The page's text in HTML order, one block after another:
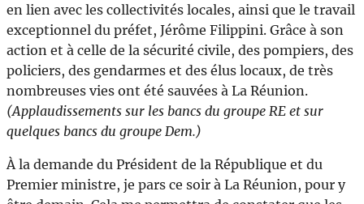
en lien avec les collectivités locales, ainsi que le travail
exceptionnel du préfet, Jérôme Filippini. Grâce à son
action et à celle de la sécurité civile, des pompiers, des
policiers, des gendarmes et des élus locaux, de très
nombreuses vies ont été sauvées à La Réunion.
(Applaudissements sur les bancs du groupe RE et sur
quelques bancs du groupe Dem.)
À la demande du Président de la République et du
Premier ministre, je pars ce soir à La Réunion, pour y